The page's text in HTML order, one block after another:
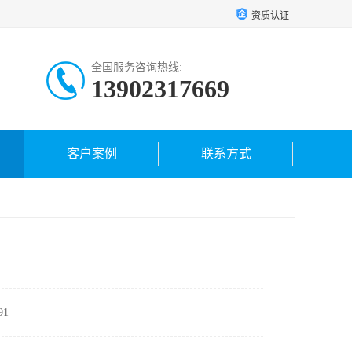
资质认证
全国服务咨询热线:
13902317669
客户案例 联系方式